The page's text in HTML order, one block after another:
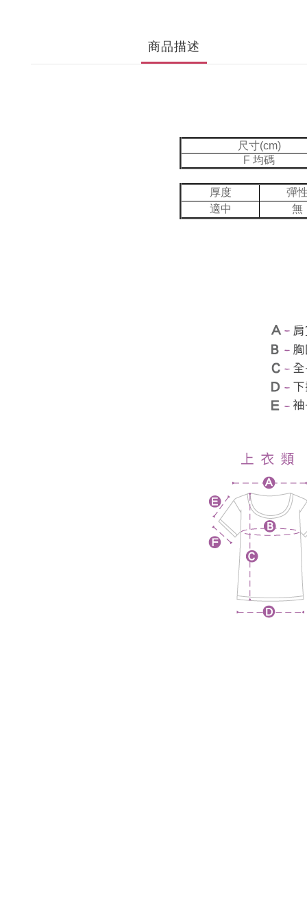
商品描述
尺寸(cm)
F 均碼
厚度
彈
適中
無